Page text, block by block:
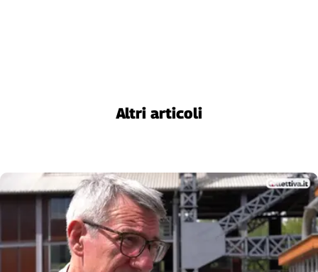
Archivio
2014
Altri articoli